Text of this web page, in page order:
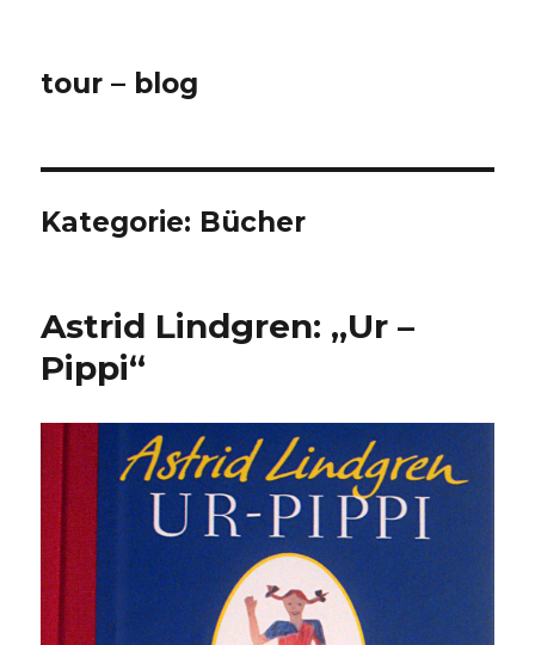
tour – blog
Kategorie: Bücher
Astrid Lindgren: „Ur –
Pippi“